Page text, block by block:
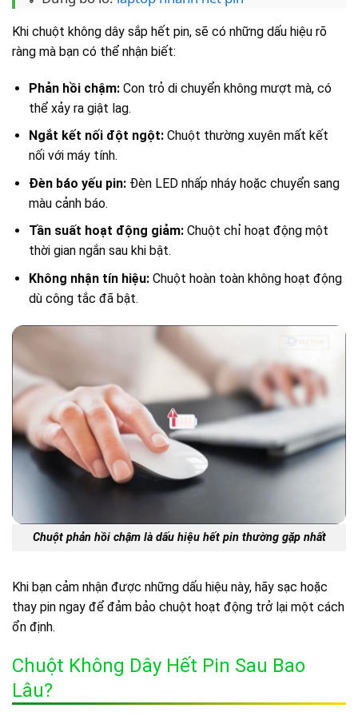
Khi chuột không dây sắp hết pin, sẽ có những dấu hiệu rõ
ràng mà bạn có thể nhận biết:
Phản hồi chậm:Con trỏ di chuyển không mượt mà, có
thể xảy ra giật lag.
Ngắt kết nối đột ngột:Chuột thường xuyên mất kết
nối với máy tính.
Đèn báo yếu pin:Đèn LED nhấp nháy hoặc chuyển sang
màu cảnh báo.
Tần suất hoạt động giảm:Chuột chỉ hoạt động một
thời gian ngắn sau khi bật.
Không nhận tín hiệu:Chuột hoàn toàn không hoạt động
dù công tắc đã bật.
Chuột phản hồi chậm là dấu hiệu hết pin thường gặp nhất
Khi bạn cảm nhận được những dấu hiệu này, hãy sạc hoặc
thay pin ngay để đảm bảo chuột hoạt động trở lại một cách
ổn định.
Chuột Không Dây Hết Pin Sau Bao
Lâu?